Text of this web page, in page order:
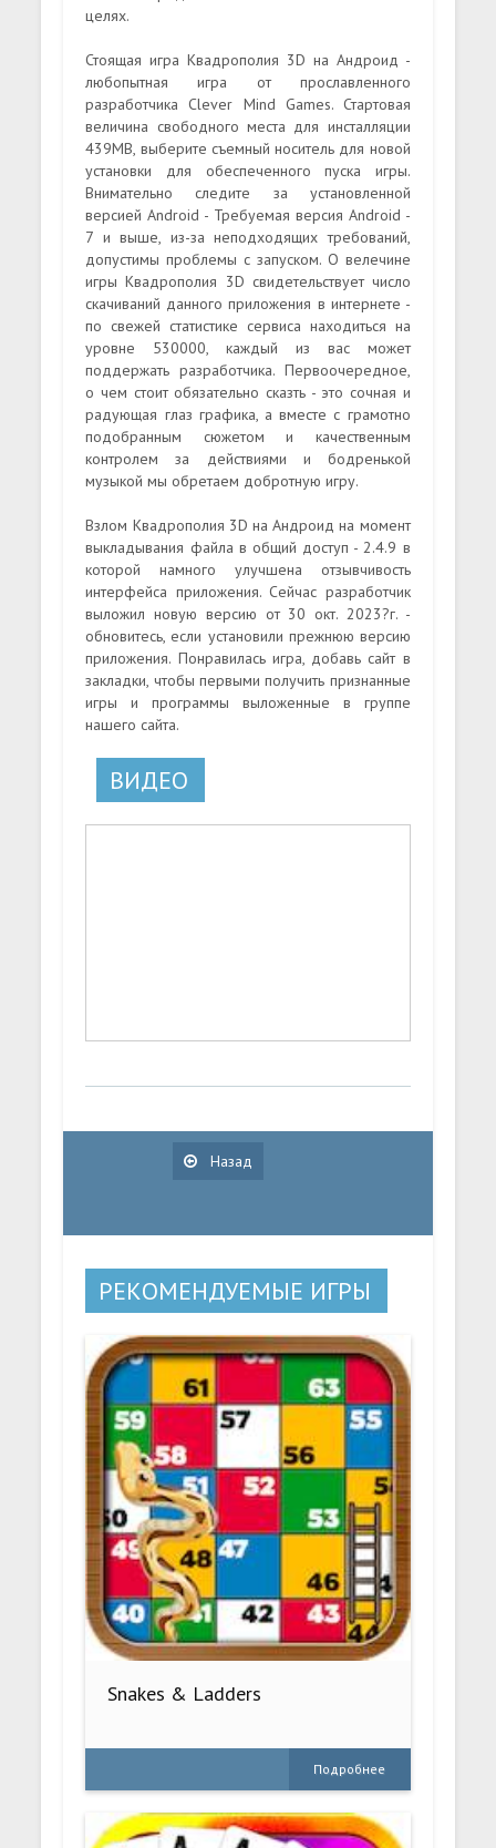
целях.
Стоящая игра Квадрополия 3D на Андроид -
любопытная игра от прославленного
разработчика Clever Mind Games. Стартовая
величина свободного места для инсталляции
439MB, выберите съемный носитель для новой
установки для обеспеченного пуска игры.
Внимательно следите за установленной
версией Android - Требуемая версия Android -
7 и выше, из-за неподходящих требований,
допустимы проблемы с запуском. О велечине
игры Квадрополия 3D свидетельствует число
скачиваний данного приложения в интернете -
по свежей статистике сервиса находиться на
уровне 530000, каждый из вас может
поддержать разработчика. Первоочередное,
о чем стоит обязательно сказть - это сочная и
радующая глаз графика, а вместе с грамотно
подобранным сюжетом и качественным
контролем за действиями и бодренькой
музыкой мы обретаем добротную игру.
Взлом Квадрополия 3D на Андроид на момент
выкладывания файла в общий доступ - 2.4.9 в
которой намного улучшена отзывчивость
интерфейса приложения. Сейчас разработчик
выложил новую версию от 30 окт. 2023?г. -
обновитесь, если установили прежнюю версию
приложения. Понравилась игра, добавь сайт в
закладки, чтобы первыми получить признанные
игры и программы выложенные в группе
нашего сайта.
ВИДЕО
Назад
РЕКОМЕНДУЕМЫЕ ИГРЫ
Snakes & Ladders
Подробнее